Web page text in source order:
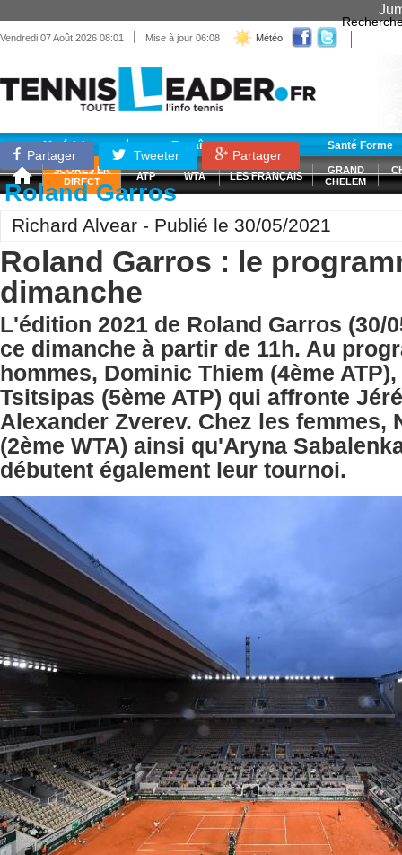
Vendredi 07 Août 2026 08:01 | Mise à jour 06:08 Météo
Matériel Entraînement Santé Forme
SCORES EN
DIRECT
ATP WTA LES FRANÇAIS
GRAND
CHELEM
Partager Tweeter Partager
Roland Garros
Richard Alvear - Publié le 30/05/2021
Roland Garros : le
dimanche
L'édition 2021 de Roland Garros (30/
ce dimanche à partir de 11h. Au
hommes, Dominic Thiem (4ème
Tsitsipas (5ème ATP) qui affronte
Alexander Zverev. Chez les femmes,
(2ème WTA) ainsi qu'Aryna
débutent également leur tournoi.